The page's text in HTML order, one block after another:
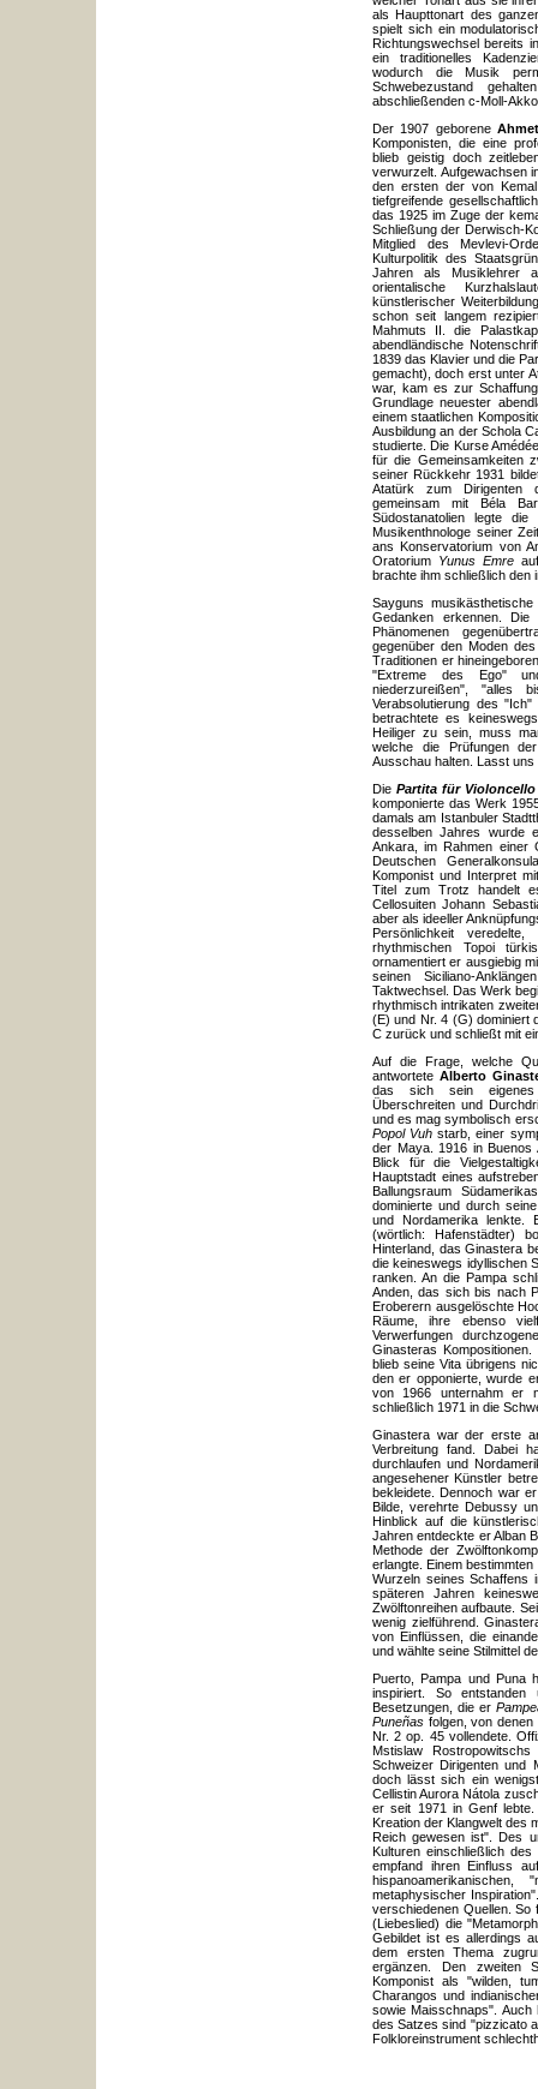
als Haupttonart des
spielt sich ein
Richtungswechsel bereits
ein traditionelles
wodurch die Musik
Schwebezustand
abschließenden c-Moll-
Der 1907 geborene
Komponisten, die eine
blieb geistig doch
verwurzelt. Aufgewachsen
den ersten der von
tiefgreifende
das 1925 im Zuge der
Schließung der Derwisch-
Mitglied des Mevlevi-
Kulturpolitik des
Jahren als Musiklehrer
orientalische
künstlerischer
schon seit langem
Mahmuts II. die
abendländische
1839 das Klavier und die
gemacht), doch erst unter
war, kam es zur
Grundlage neuester
einem staatlichen
Ausbildung an der Schola
studierte. Die Kurse
für die Gemeinsamkeiten
seiner Rückkehr 1931
Atatürk zum Dirigenten
gemeinsam mit Béla
Südostanatolien legte
Musikenthnologe seiner
ans Konservatorium von
Oratorium Yunus Emre
brachte ihm schließlich den
Sayguns
Gedanken erkennen.
Phänomenen
gegenüber den Moden
Traditionen er
"Extreme des Ego"
niederzureißen", "alles
Verabsolutierung des
betrachtete es
Heiliger zu sein, muss
welche die Prüfungen
Ausschau halten. Lasst uns
DiePartita für
komponierte das Werk
damals am Istanbuler
desselben Jahres wurde
Ankara, im Rahmen einer
Deutschen
Komponist und Interpret
Titel zum Trotz handelt
Cellosuiten Johann
aber als ideeller
Persönlichkeit
rhythmischen Topoi
ornamentiert er ausgiebig
seinen Siciliano-
Taktwechsel. Das Werk
rhythmisch intrikaten
(E) und Nr. 4 (G) dominiert
C zurück und schließt mit
Auf die Frage, welche
antwortete Alberto
das sich sein eigenes
Überschreiten und
und es mag symbolisch
Popol Vuh starb, einer
der Maya. 1916 in Buenos
Blick für die
Hauptstadt eines
Ballungsraum
dominierte und durch
und Nordamerika lenkte.
(wörtlich: Hafenstädter)
Hinterland, das Ginastera
die keineswegs idyllischen
ranken. An die Pampa
Anden, das sich bis nach
Eroberern ausgelöschte
Räume, ihre ebenso
Verwerfungen
Ginasteras
blieb seine Vita übrigens
den er opponierte, wurde
von 1966 unternahm er
schließlich 1971 in die
Ginastera war der erste
Verbreitung fand. Dabei
durchlaufen und
angesehener Künstler
bekleidete. Dennoch war
Bilde, verehrte Debussy
Hinblick auf die
Jahren entdeckte er Alban
Methode der
erlangte. Einem
Wurzeln seines Schaffens
späteren Jahren
Zwölftonreihen aufbaute.
wenig zielführend.
von Einflüssen, die
und wählte seine Stilmittel
Puerto, Pampa und Puna
inspiriert. So entstanden
Besetzungen, die er
Puneñas folgen, von denen
Nr. 2 op. 45 vollendete.
Mstislaw
Schweizer Dirigenten und
doch lässt sich ein
Cellistin Aurora Nátola
er seit 1971 in Genf
Kreation der Klangwelt des
Reich gewesen ist". Des
Kulturen einschließlich
empfand ihren Einfluss
metaphysischer
verschiedenen Quellen. So
(Liebeslied) die
Gebildet ist es allerdings
dem ersten Thema
ergänzen. Den zweiten
Komponist als "wilden,
Charangos und
sowie Maisschnaps".
des Satzes sind "pizzicato
Folkloreinstrument